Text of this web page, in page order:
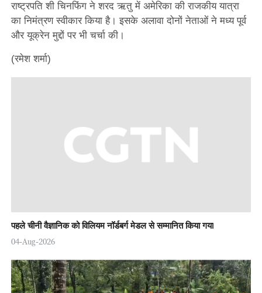
राष्ट्रपति शी चिनफिंग ने शरद ऋतु में अमेरिका की राजकीय यात्रा
का निमंत्रण स्वीकार किया है। इसके अलावा दोनों नेताओं ने मध्य पूर्व
और यूक्रेन मुद्दों पर भी चर्चा की।
(रमेश शर्मा)
पहले चीनी वैज्ञानिक को विलियम नॉर्डबर्ग मेडल से सम्मानित किया गया
04-Aug-2026